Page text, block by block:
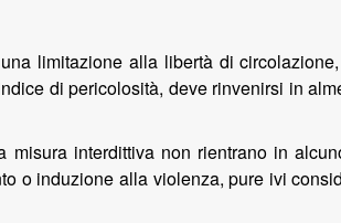
limitazione alla libertà di
di pericolosità, deve rinvenirsi in
misura interdittiva non rientrano in
o induzione alla violenza, pure ivi